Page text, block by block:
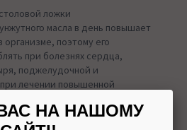
ложки
масла в день повышает
поэтому его
при болезнях сердца,
поджелудочной и
лечении повышенной
НА НАШОМУ